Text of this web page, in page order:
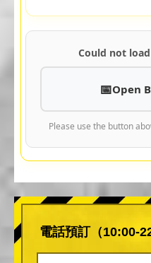
Could not
Open
Please use the button
電話預訂（10:00-